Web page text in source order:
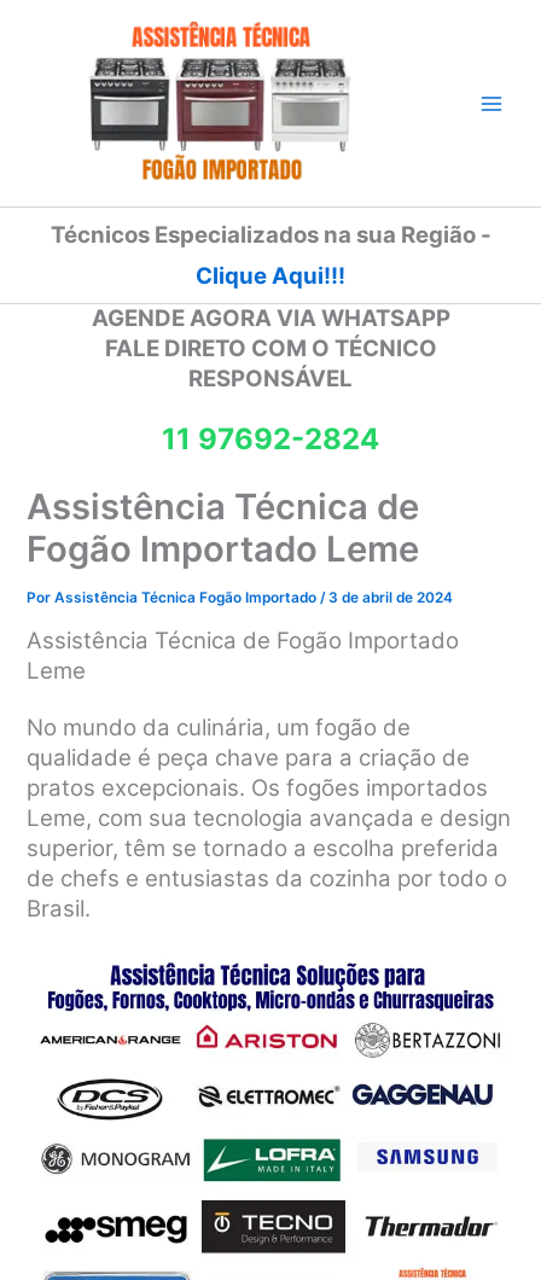
Técnicos Especializados na sua Região -
Clique Aqui!!!
AGENDE AGORA VIA WHATSAPP
FALE DIRETO COM O TÉCNICO
RESPONSÁVEL
11 97692-2824
Assistência Técnica de
Fogão Importado Leme
PorAssistência Técnica Fogão Importado/3 de abril de 2024
Assistência Técnica de Fogão Importado
Leme
No mundo da culinária, um fogão de
qualidade é peça chave para a criação de
pratos excepcionais. Os fogões importados
Leme, com sua tecnologia avançada e design
superior, têm se tornado a escolha preferida
de chefs e entusiastas da cozinha por todo o
Brasil.